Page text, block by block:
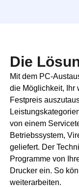
Die
Mit dem PC-
die Möglichkeit, Ihr
Festpreis
von einem
Betriebssystem,
geliefert. Der
Programme von
Drucker ein. So
weiterarbeiten.